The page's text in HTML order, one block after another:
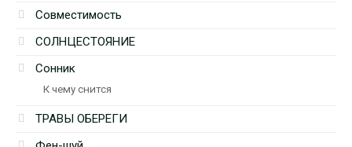
Совместимость
СОЛНЦЕСТОЯНИЕ
Сонник
К чему снится
ТРАВЫ ОБЕРЕГИ